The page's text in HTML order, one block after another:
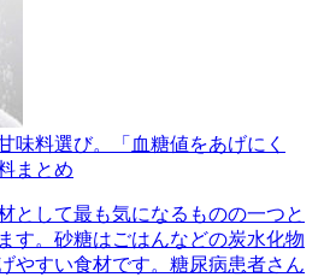
味料選び。「血糖値をあげにく
まとめ
として最も気になるものの一つと
す。砂糖はごはんなどの炭水化物
やすい食材です。糖尿病患者さん